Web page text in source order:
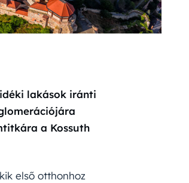
lakások iránti
a Kossuth
első otthonhoz